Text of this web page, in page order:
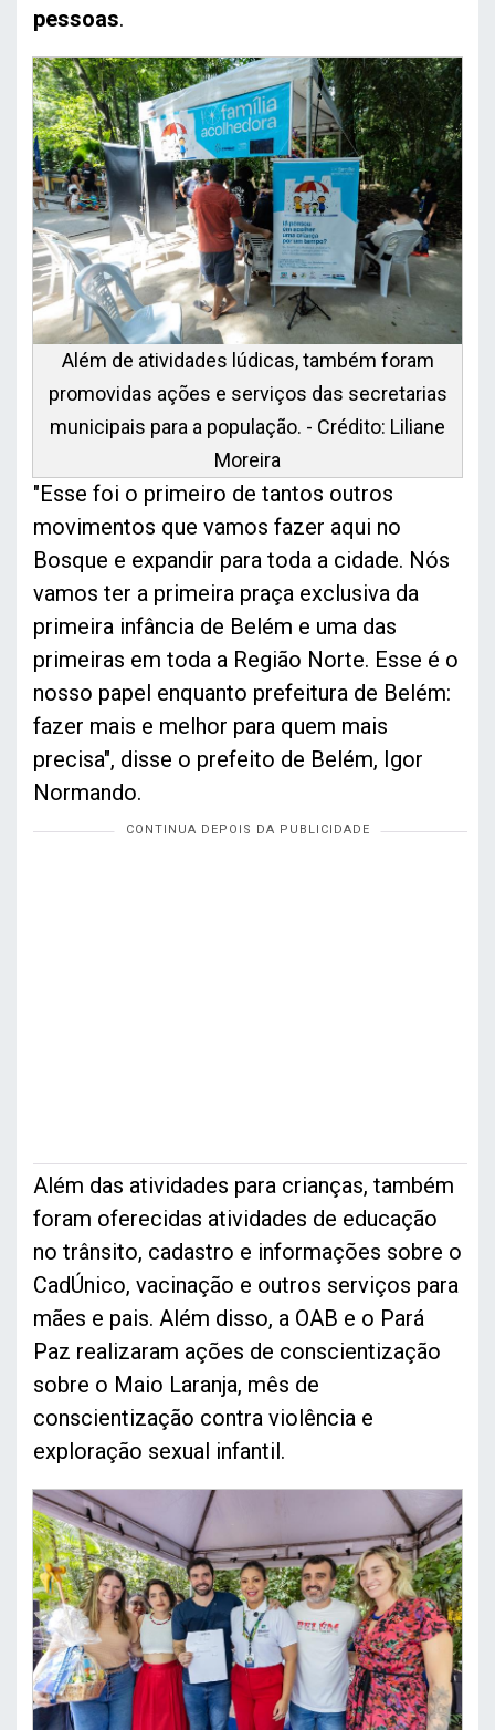
pessoas.
Além de atividades lúdicas, também foram
promovidas ações e serviços das secretarias
municipais para a população. - Crédito: Liliane
Moreira
"Esse foi o primeiro de tantos outros
movimentos que vamos fazer aqui no
Bosque e expandir para toda a cidade. Nós
vamos ter a primeira praça exclusiva da
primeira infância de Belém e uma das
primeiras em toda a Região Norte. Esse é o
nosso papel enquanto prefeitura de Belém:
fazer mais e melhor para quem mais
precisa", disse o prefeito de Belém, Igor
Normando.
Além das atividades para crianças, também
foram oferecidas atividades de educação
no trânsito, cadastro e informações sobre o
CadÚnico, vacinação e outros serviços para
mães e pais. Além disso, a OAB e o Pará
Paz realizaram ações de conscientização
sobre o Maio Laranja, mês de
conscientização contra violência e
exploração sexual infantil.